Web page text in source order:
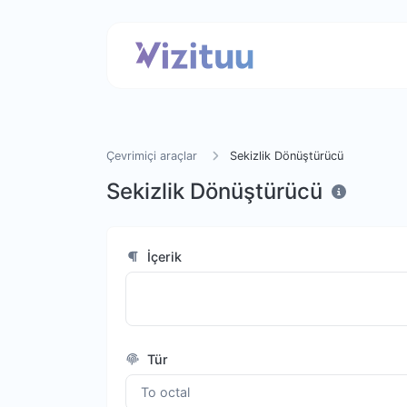
Çevrimiçi araçlar Sekizlik Dönüştürücü
Sekizlik Dönüştürücü
İçerik
Tür